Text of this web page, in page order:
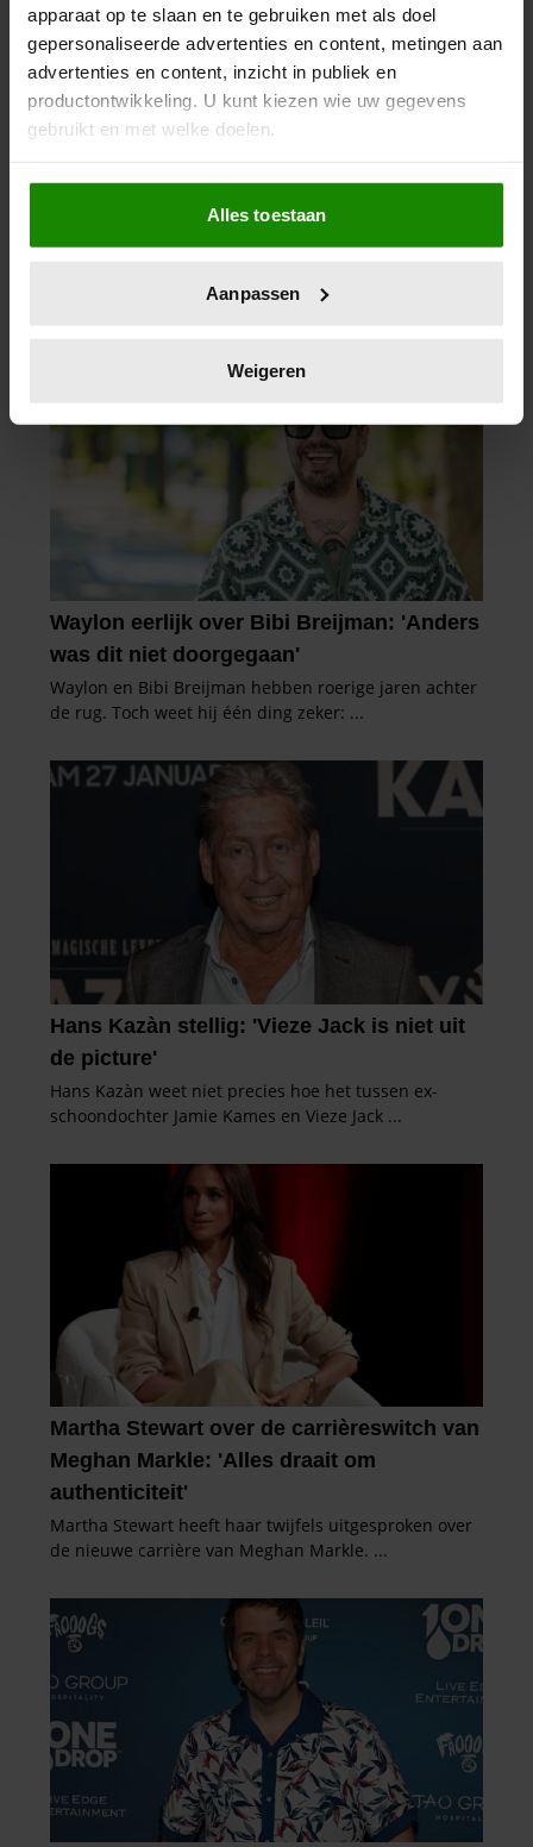
apparaat op te slaan en te gebruiken met als doel
gepersonaliseerde advertenties en content, metingen aan
advertenties en content, inzicht in publiek en
productontwikkeling. U kunt kiezen wie uw gegevens
gebruikt en met welke doelen.
Als u het toestaat, willen we ook graag:
Informatie verzamelen over uw geografische
locatie, die tot een paar meter nauwkeurig kan zijn
scannen op specifieke eigenschappen (fingerprinting)
verwerkt en stel uw voorkeuren in het
intrekken in de Cookieverklaring.
We gebruiken cookies om content en advertenties te
personaliseren, om functies voor social media te bieden
en om ons websiteverkeer te analyseren. Ook delen we
informatie over uw gebruik van onze site met onze
partners voor social media, adverteren en analyse. Deze
partners kunnen deze gegevens combineren met andere
informatie die u aan ze heeft verstrekt of die ze hebben
verzameld op basis van uw gebruik van hun services. U
gaat akkoord met onze cookies als u onze website blijft
Alles toestaan
Aanpassen
Weigeren